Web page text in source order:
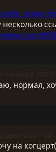
несколько
нормал,
на когцерт(